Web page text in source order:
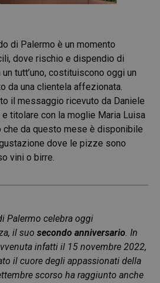
di Palermo è un momento
dove rischio e dispendio di
tutt’uno, costituiscono oggi un
da una clientela affezionata.
il messaggio ricevuto da Daniele
titolare con la moglie Maria Luisa
che da questo mese è disponibile
dove le pizze sono
vini o birre.
Palermo celebra oggi
il suo secondo anniversario. In
infatti il 15 novembre 2022,
il cuore degli appassionati della
scorso ha raggiunto anche